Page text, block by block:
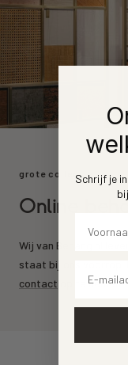
grote collectie
Online
Wij van Behang.nl
staat bij ons voorrop.
contact op te nemen.
Schrijf je